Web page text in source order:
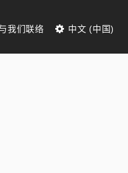
我们联络 中文 (中国)